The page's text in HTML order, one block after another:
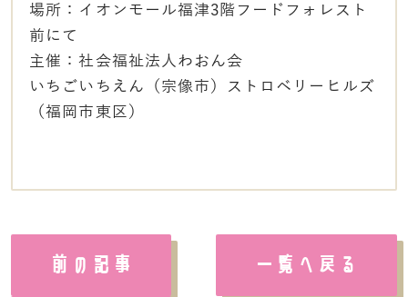
場所：イオンモール福津3階フードフォレスト
前にて
主催：社会福祉法人わおん会
いちごいちえん（宗像市）ストロベリーヒルズ
（福岡市東区）
前の記事 一覧へ戻る